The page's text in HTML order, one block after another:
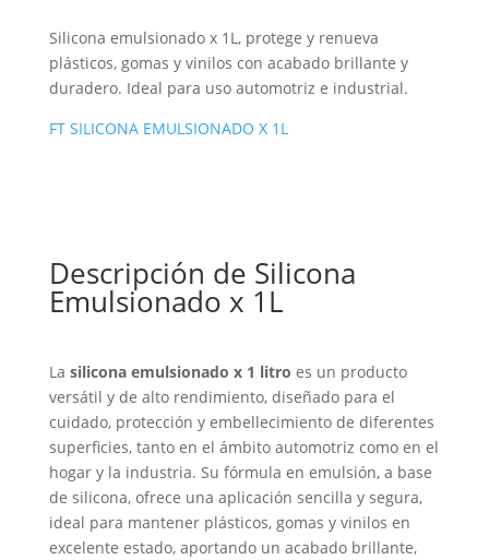
Silicona emulsionado x 1L, protege y renueva
plásticos, gomas y vinilos con acabado brillante y
duradero. Ideal para uso automotriz e industrial.
FT SILICONA EMULSIONADO X 1L
Descripción de Silicona
Emulsionado x 1L
La silicona emulsionado x 1 litro es un producto
versátil y de alto rendimiento, diseñado para el
cuidado, protección y embellecimiento de diferentes
superficies, tanto en el ámbito automotriz como en el
hogar y la industria. Su fórmula en emulsión, a base
de silicona, ofrece una aplicación sencilla y segura,
ideal para mantener plásticos, gomas y vinilos en
excelente estado, aportando un acabado brillante,